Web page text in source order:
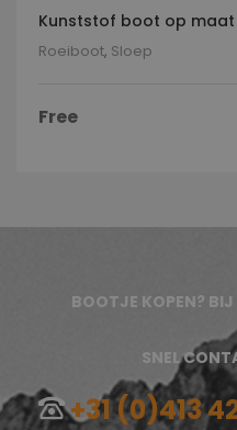
Kunststof boot op maat
Roeiboot, Sloep
Free
BOOTJE KOPEN?
SNEL
+31 (0)413